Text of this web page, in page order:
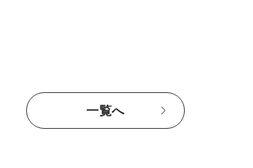
一覧へ